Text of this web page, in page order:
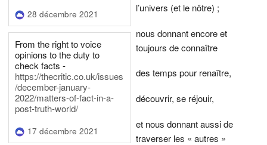
28 décembre 2021
From the right to voice
opinions to the duty to
check facts -
https://thecritic.co.uk/issues
/december-january-
2022/matters-of-fact-in-a-
post-truth-world/
17 décembre 2021
l’univers (et le nôtre) ;
nous donnant encore et
toujours de connaître
des temps pour renaître,
découvrir, se réjouir,
et nous donnant aussi de
traverser les « autres »